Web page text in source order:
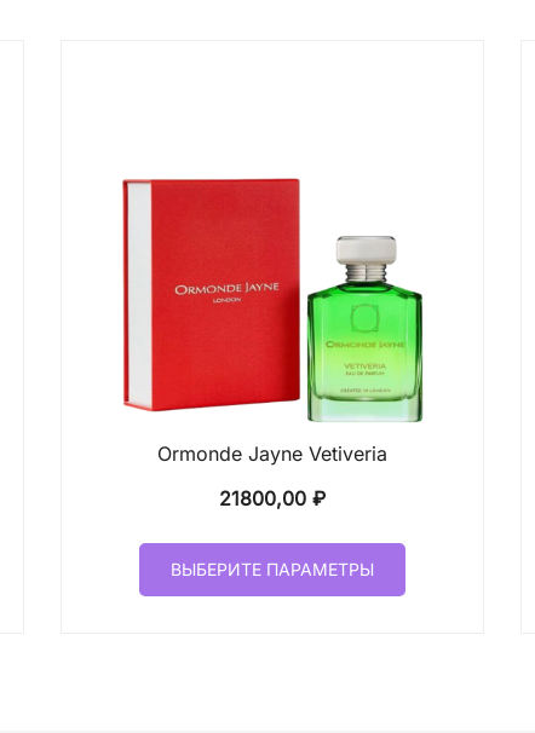
Ormonde Jayne Vetiveria
21800,00 ₽
ВЫБЕРИТЕ ПАРАМЕТРЫ
Этот